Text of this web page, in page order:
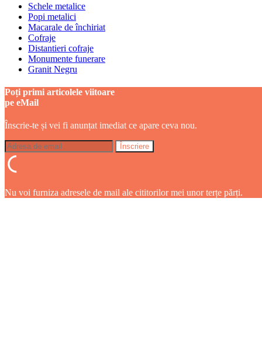
Schele metalice
Popi metalici
Macarale de închiriat
Cofraje
Distantieri cofraje
Monumente funerare
Granit Negru
Poți primi articolele viitoare
pe eMail
Înscrie-te și vei fi anunțat imediat ce apare ceva nou.
Nu voi furniza adresele de mail ale cititorilor mei unor terțe părți.